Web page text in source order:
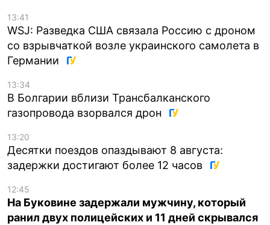
13:41
WSJ: Разведка США связала Россию с дроном
со взрывчаткой возле украинского самолета в
Германии
13:34
В Болгарии вблизи Трансбалканского
газопровода взорвался дрон
13:20
Десятки поездов опаздывают 8 августа:
задержки достигают более 12 часов
12:45
На Буковине задержали мужчину, который
ранил двух полицейских и 11 дней скрывался